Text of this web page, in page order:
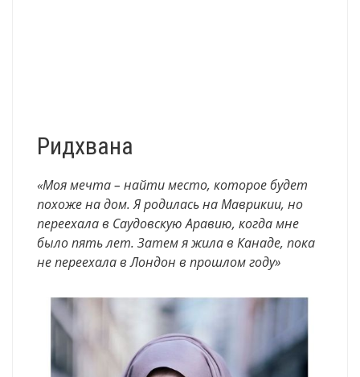
Ридхвана
«Моя мечта – найти место, которое будет
похоже на дом. Я родилась на Маврикии, но
переехала в Саудовскую Аравию, когда мне
было пять лет. Затем я жила в Канаде, пока
не переехала в Лондон в прошлом году»